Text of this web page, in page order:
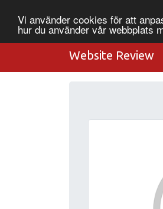
Vi använder cookies för att
hur du använder vår webbplats
Website Review